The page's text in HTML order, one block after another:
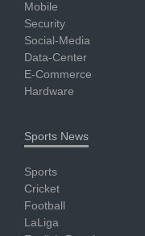
Mobile
Security
Social-Media
Data-Center
E-Commerce
Hardware
Sports News
Sports
Cricket
Football
LaLiga